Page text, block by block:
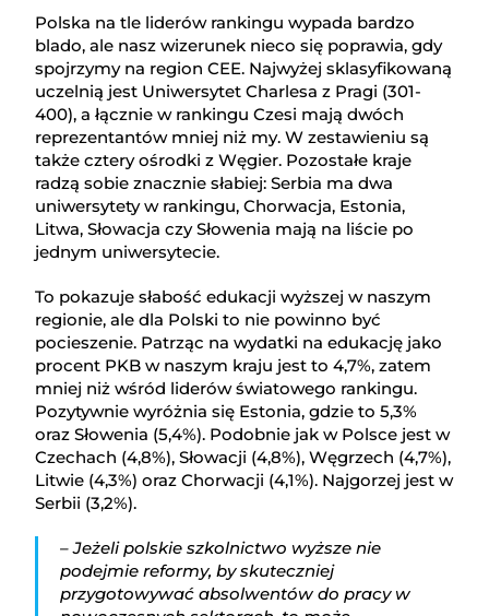
Polska na tle liderów rankingu wypada bardzo
blado, ale nasz wizerunek nieco się poprawia, gdy
spojrzymy na region CEE. Najwyżej sklasyfikowaną
uczelnią jest Uniwersytet Charlesa z Pragi (301-
400), a łącznie w rankingu Czesi mają dwóch
reprezentantów mniej niż my. W zestawieniu są
także cztery ośrodki z Węgier. Pozostałe kraje
radzą sobie znacznie słabiej: Serbia ma dwa
uniwersytety w rankingu, Chorwacja, Estonia,
Litwa, Słowacja czy Słowenia mają na liście po
jednym uniwersytecie.
To pokazuje słabość edukacji wyższej w naszym
regionie, ale dla Polski to nie powinno być
pocieszenie. Patrząc na wydatki na edukację jako
procent PKB w naszym kraju jest to 4,7%, zatem
mniej niż wśród liderów światowego rankingu.
Pozytywnie wyróżnia się Estonia, gdzie to 5,3%
oraz Słowenia (5,4%). Podobnie jak w Polsce jest w
Czechach (4,8%), Słowacji (4,8%), Węgrzech (4,7%),
Litwie (4,3%) oraz Chorwacji (4,1%). Najgorzej jest w
Serbii (3,2%).
– Jeżeli polskie szkolnictwo wyższe nie
podejmie reformy, by skuteczniej
przygotowywać absolwentów do pracy w